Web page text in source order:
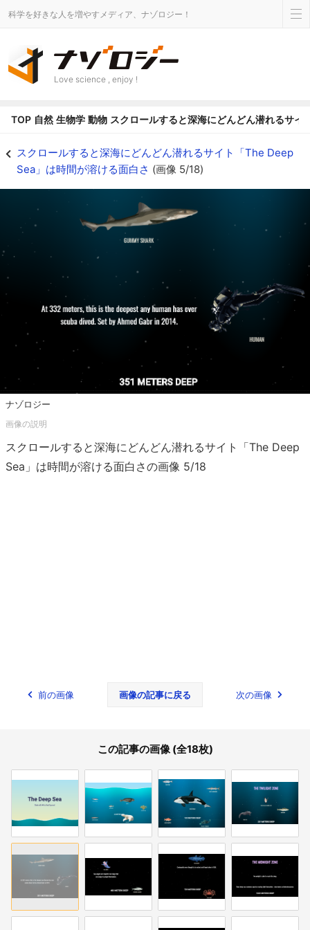
科学を好きな人を増やすメディア、ナゾロジー！
Love science , enjoy !
TOP 自然 生物学 動物 スクロールすると深海にどんどん潜れるサ
スクロールすると深海にどんどん潜れるサイト「The Deep
Sea」は時間が溶ける面白さ (画像 5/18)
ナゾロジー
スクロールすると深海にどんどん潜れるサイト「The Deep
Sea」は時間が溶ける面白さの画像 5/18
前の画像 画像の記事に戻る 次の画像
この記事の画像 (全18枚)